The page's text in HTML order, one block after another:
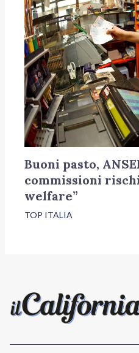
Buoni pasto,
commissioni
welfare”
TOP ITALIA